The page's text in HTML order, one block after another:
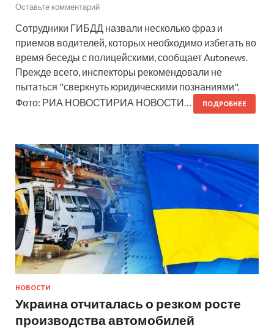
Оставьте комментарий
Сотрудники ГИБДД назвали несколько фраз и
приемов водителей, которых необходимо избегать во
время беседы с полицейскими, сообщает Autonews.
Прежде всего, инспекторы рекомендовали не
пытаться "сверкнуть юридическими познаниями".
Фото: РИА НОВОСТИРИА НОВОСТИ…
ПОДРОБНЕЕ
НОВОСТИ
Украина отчиталась о резком росте
производства автомобилей